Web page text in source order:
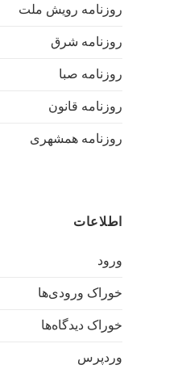
روزنامه رویش ملت
روزنامه شرق
روزنامه صبا
روزنامه قانون
روزنامه همشهری
اطلاعات
ورود
خوراک ورودی‌ها
خوراک دیدگاه‌ها
وردپرس